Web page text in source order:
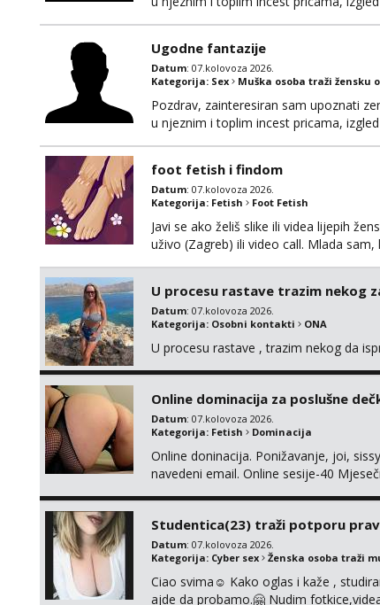
Ugodne fantazije
Datum: 07.kolovoza 2026.
Kategorija: Sex Muška osoba traži žensku
Pozdrav, zainteresiran sam upoznati
u njeznim i toplim incest pricama,
foot fetish i findom
Datum: 07.kolovoza 2026.
Kategorija: Fetish Foot Fetish
Javi se ako želiš slike ili videa lijepih
uživo (Zagreb) ili video call. Mlada
U procesu rastave trazim nekog
Datum: 07.kolovoza 2026.
Kategorija: Osobni kontakti ONA
U procesu rastave , trazim nekog da
Online dominacija za poslušne
Datum: 07.kolovoza 2026.
Kategorija: Fetish Dominacija
Online doninacija. Ponižavanje, joi,
navedeni email. Online sesije-40
Studentica(23) traži potporu
Datum: 07.kolovoza 2026.
Kategorija: Cyber sex Ženska osoba traži
Ciao svima☺️ Kako oglas i kaže ,
ajde da probamo.🤗 Nudim